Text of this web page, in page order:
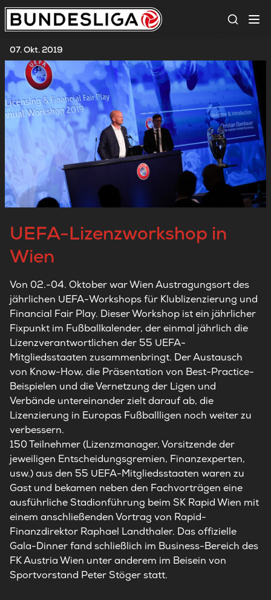
Suche
07. Okt. 2019
UEFA-Lizenzworkshop in
Wien
Von 02.-04. Oktober war Wien Austragungsort des
jährlichen UEFA-Workshops für Klublizenzierung und
Financial Fair Play. Dieser Workshop ist ein jährlicher
Fixpunkt im Fußballkalender, der einmal jährlich die
Lizenzverantwortlichen der 55 UEFA-
Mitgliedsstaaten zusammenbringt. Der Austausch
von Know-How, die Präsentation von Best-Practice-
Beispielen und die Vernetzung der Ligen und
Verbände untereinander zielt darauf ab, die
Lizenzierung in Europas Fußballligen noch weiter zu
verbessern.
150 Teilnehmer (Lizenzmanager, Vorsitzende der
jeweiligen Entscheidungsgremien, Finanzexperten,
usw.) aus den 55 UEFA-Mitgliedsstaaten waren zu
Gast und bekamen neben den Fachvorträgen eine
ausführliche Stadionführung beim SK Rapid Wien mit
einem anschließenden Vortrag von Rapid-
Finanzdirektor Raphael Landthaler. Das offizielle
Gala-Dinner fand schließlich im Business-Bereich des
FK Austria Wien unter anderem im Beisein von
Sportvorstand Peter Stöger statt.